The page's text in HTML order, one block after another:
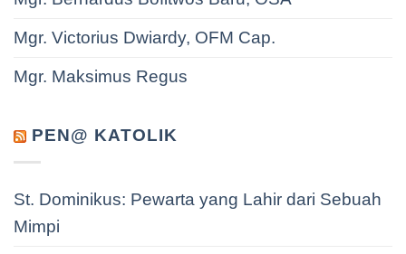
Mgr. Victorius Dwiardy, OFM Cap.
Mgr. Maksimus Regus
PEN@ KATOLIK
St. Dominikus: Pewarta yang Lahir dari Sebuah
Mimpi